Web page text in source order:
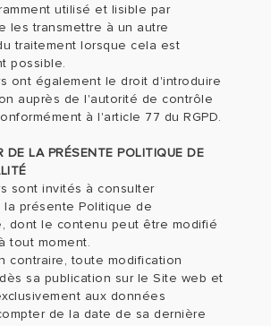
utilisé et lisible par
les transmettre à un autre
traitement lorsque cela est
possible.
ont également le droit d'introduire
auprès de l'autorité de contrôle
à l'article 77 du RGPD.
DE LA PRÉSENTE POLITIQUE DE
sont invités à consulter
la présente Politique de
dont le contenu peut être modifié
tout moment.
contraire, toute modification
sa publication sur le Site web et
aux données
de la date de sa dernière